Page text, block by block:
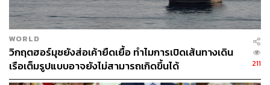
มุซ พร้อมย้ำว่า ถึงเวลาแล้วที่สหรัฐฯ ต้องพิจารณาเปลี่ยนเส้น
ทาง เนื่องจากอิหร่านยังคงโจมตีพันธมิตรและเรือขนส่ง
สินค้าอย่างต่อเนื่อง
ภาพ: Elizabeth Frantz / Reuters
อ้างอิง:
WORLD
วิกฤตฮอร์มุซยังส่อเค้ายืดเยื้อ ทำไมการเปิดเส้นทางเดิน
เรือเต็มรูปแบบอาจยังไม่สามารถเกิดขึ้นได้
211